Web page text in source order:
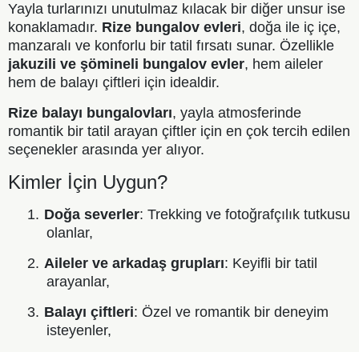
Yayla turlarınızı unutulmaz kılacak bir diğer unsur ise
konaklamadır. Rize bungalov evleri, doğa ile iç içe,
manzaralı ve konforlu bir tatil fırsatı sunar. Özellikle
jakuzili ve şömineli bungalov evler, hem aileler
hem de balayı çiftleri için idealdir.
Rize balayı bungalovları, yayla atmosferinde
romantik bir tatil arayan çiftler için en çok tercih edilen
seçenekler arasında yer alıyor.
Kimler İçin Uygun?
1. Doğa severler: Trekking ve fotoğrafçılık tutkusu
olanlar,
2. Aileler ve arkadaş grupları: Keyifli bir tatil
arayanlar,
3. Balayı çiftleri: Özel ve romantik bir deneyim
isteyenler,